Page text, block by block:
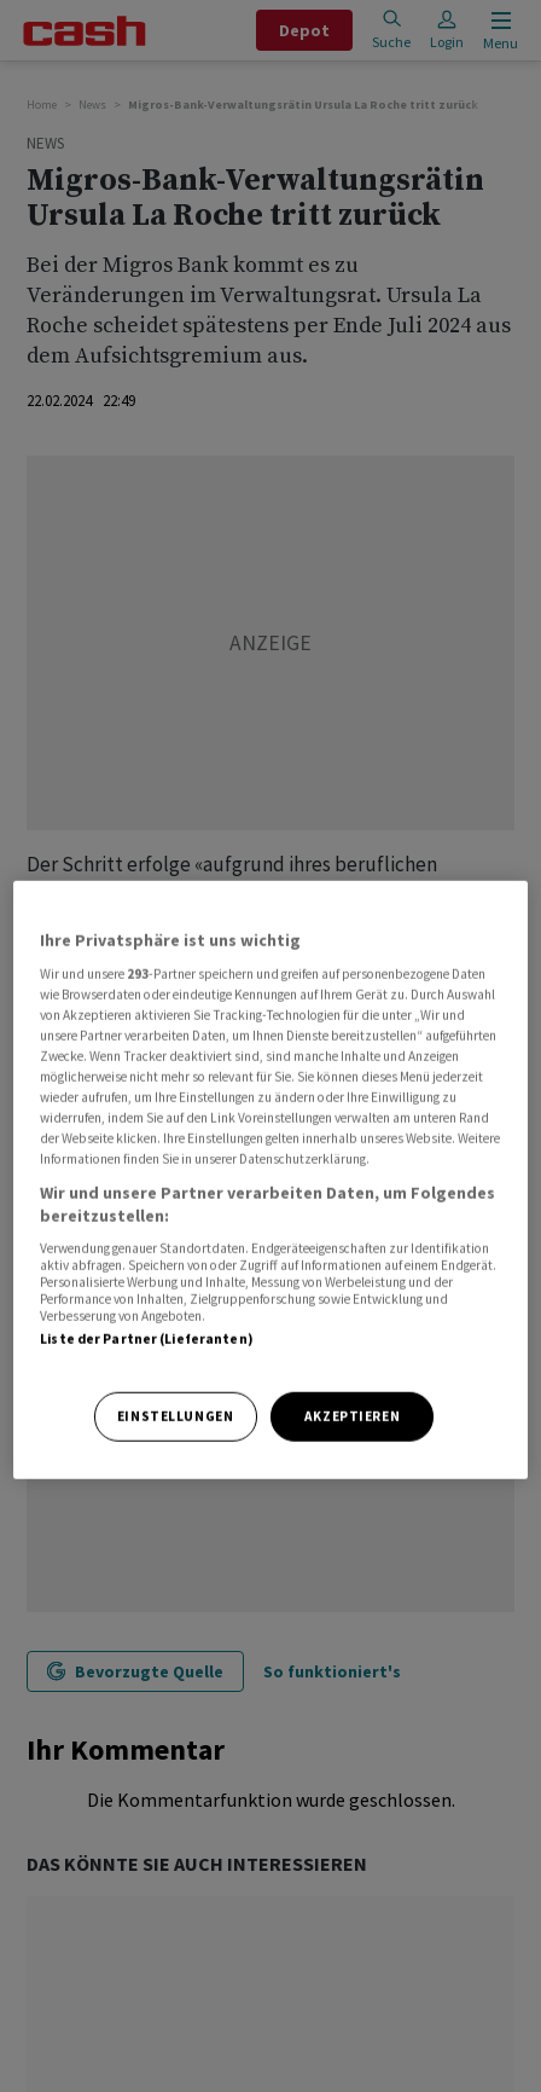
Depot
Suche Login Menu
Home News Migros-Bank-Verwaltungsrätin Ursula La Roche tritt zurück
NEWS
Migros-Bank-Verwaltungsrätin
Ursula La Roche tritt zurück
Bei der Migros Bank kommt es zu
Veränderungen im Verwaltungsrat. Ursula La
Roche scheidet spätestens per Ende Juli 2024 aus
dem Aufsichtsgremium aus.
22.02.2024 22:49
Der Schritt erfolge «aufgrund ihres beruflichen
Detailhandelskonzern in der Nacht auf Freitag. Die
Suche nach einer Nachfolge laufe.
La Roche arbeitet den Angaben zufolge seit 2021 als
«Head Group Internal Audit» beim
Versicherungskonzern Swiss Re und gehört dem
Verwaltungsrat der Migros Bank seit Anfang 2023 an.
ys/
(AWP)
Bevorzugte Quelle So funktioniert's
Ihr Kommentar
Die Kommentarfunktion wurde geschlossen.
DAS KÖNNTE SIE AUCH INTERESSIEREN
Ihre Privatsphäre ist uns wichtig
Wir und unsere 293-Partner speichern und greifen auf personenbezogene Daten
wie Browserdaten oder eindeutige Kennungen auf Ihrem Gerät zu. Durch Auswahl
von Akzeptieren aktivieren Sie Tracking-Technologien für die unter „Wir und
unsere Partner verarbeiten Daten, um Ihnen Dienste bereitzustellen“ aufgeführten
Zwecke. Wenn Tracker deaktiviert sind, sind manche Inhalte und Anzeigen
möglicherweise nicht mehr so relevant für Sie. Sie können dieses Menü jederzeit
wieder aufrufen, um Ihre Einstellungen zu ändern oder Ihre Einwilligung zu
widerrufen, indem Sie auf den Link Voreinstellungen verwalten am unteren Rand
der Webseite klicken. Ihre Einstellungen gelten innerhalb unseres Website. Weitere
Informationen finden Sie in unserer Datenschutzerklärung.
Wir und unsere Partner verarbeiten Daten, um Folgendes
bereitzustellen:
Verwendung genauer Standortdaten. Endgeräteeigenschaften zur Identifikation
aktiv abfragen. Speichern von oder Zugriff auf Informationen auf einem Endgerät.
Personalisierte Werbung und Inhalte, Messung von Werbeleistung und der
Performance von Inhalten, Zielgruppenforschung sowie Entwicklung und
Verbesserung von Angeboten.
Liste der Partner (Lieferanten)
EINSTELLUNGEN AKZEPTIEREN